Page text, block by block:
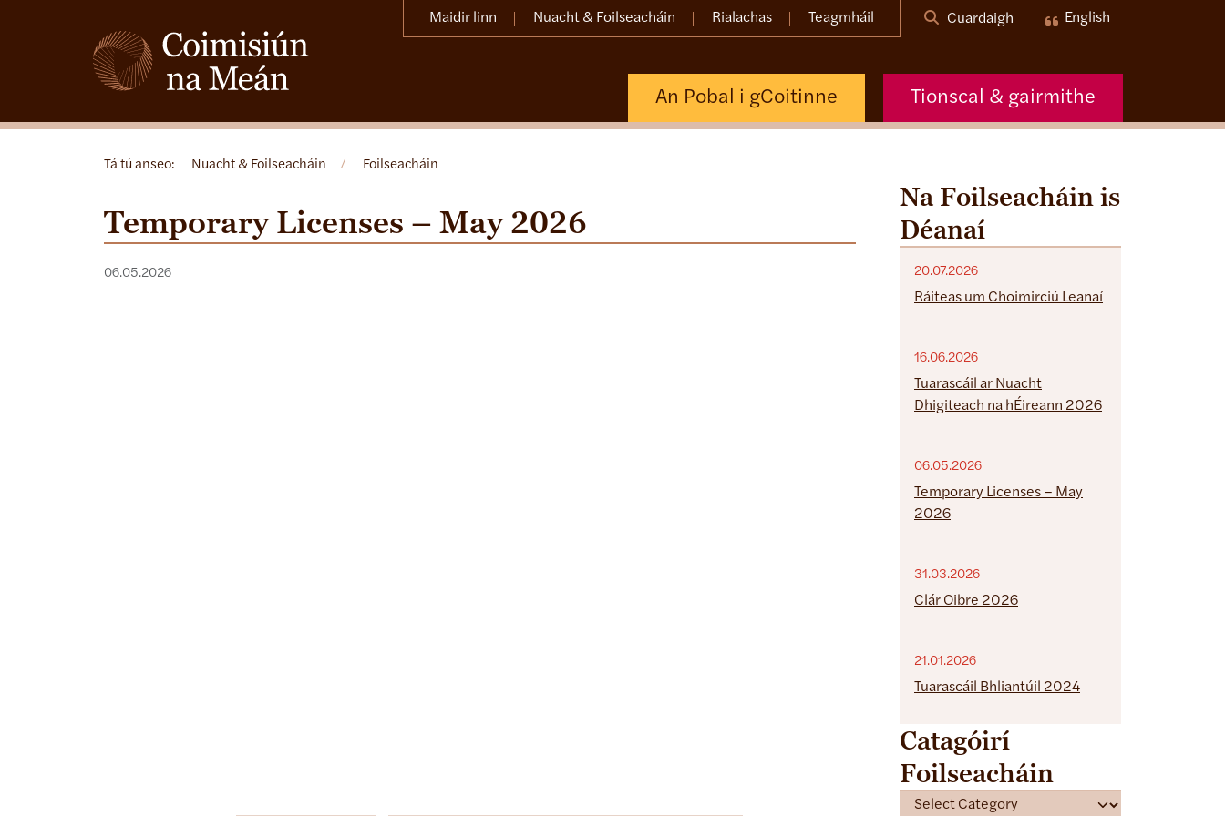
Maidir linn Nuacht & Foilseacháin Rialachas Teagmháil Cuardaigh English
An Pobal i gCoitinne Tionscal & gairmithe
Tá tú anseo: Nuacht & Foilseacháin / Foilseacháin
Temporary Licenses – May 2026
06.05.2026
Na Foilseacháin is
Déanaí
20.07.2026
Ráiteas um Choimirciú Leanaí
16.06.2026
Tuarascáil ar Nuacht
Dhigiteach na hÉireann 2026
06.05.2026
Temporary Licenses – May
2026
31.03.2026
Clár Oibre 2026
21.01.2026
Tuarascáil Bhliantúil 2024
Catagóirí
Foilseacháin